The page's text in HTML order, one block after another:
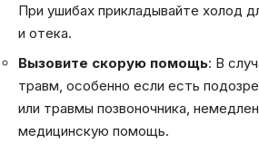
При ушибах прикладывайте холод
и отека.
Вызовите скорую помощь: В
травм, особенно если есть
или травмы позвоночника,
медицинскую помощь.